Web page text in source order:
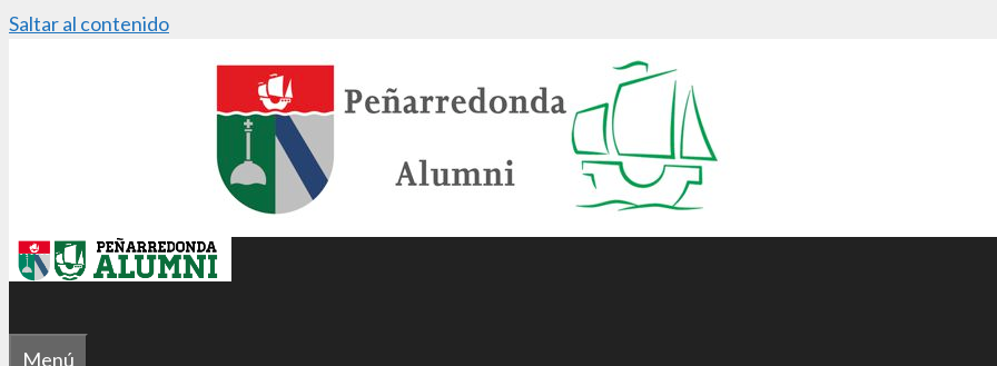
Saltar al contenido
Menú